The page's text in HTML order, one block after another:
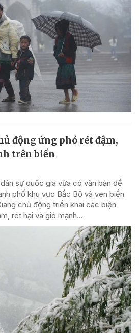
động ứng phó rét đậm,
trên biển
sự quốc gia vừa có văn bản đề
phố khu vực Bắc Bộ và ven biển
chủ động triển khai các biện
rét hại và gió mạnh...